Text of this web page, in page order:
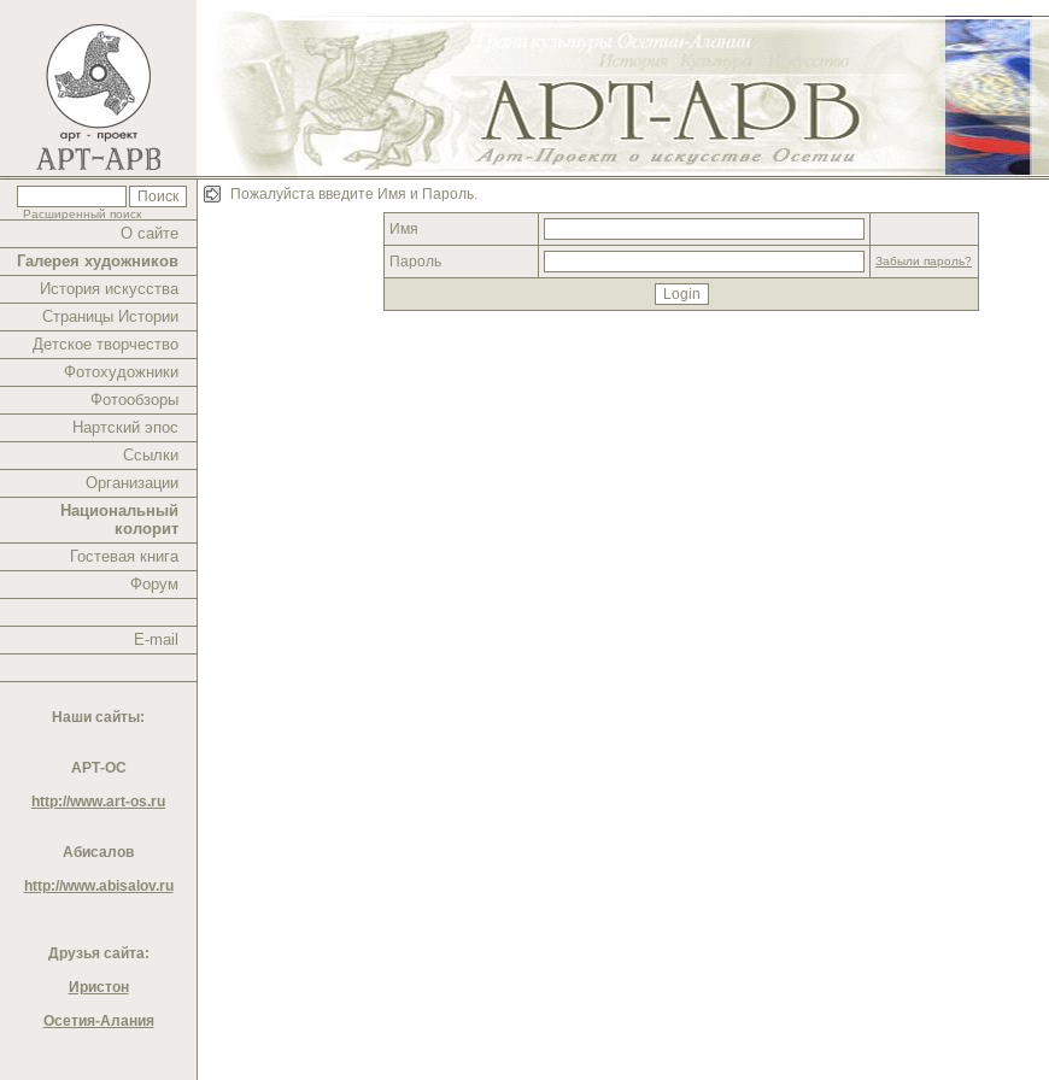
Расширенный поиск
О сайте
Галерея художников
История искусства
Страницы Истории
Детское творчество
Фотохудожники
Фотообзоры
Нартский эпос
Ссылки
Организации
Национальный
колорит
Гостевая книга
Форум
E-mail
Наши сайты:
АРТ-ОС
http://www.art-os.ru
Абисалов
http://www.abisalov.ru
Друзья сайта:
Иристон
Осетия-Алания
Пожалуйста введите Имя и Пароль.
Имя
Пароль
Забыли пароль?